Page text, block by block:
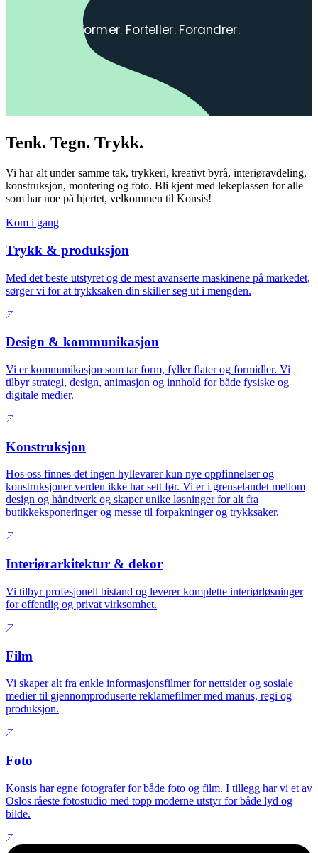
Tenk. Tegn. Trykk.
Vi har alt under samme tak, trykkeri, kreativt byrå, interiøravdeling,
konstruksjon, montering og foto. Bli kjent med lekeplassen for alle
som har noe på hjertet, velkommen til Konsis!
Kom i gang
Trykk & produksjon
Med det beste utstyret og de mest avanserte maskinene på markedet,
sørger vi for at trykksaken din skiller seg ut i mengden.
Design & kommunikasjon
Vi er kommunikasjon som tar form, fyller flater og formidler. Vi
tilbyr strategi, design, animasjon og innhold for både fysiske og
digitale medier.
Konstruksjon
Hos oss finnes det ingen hyllevarer kun nye oppfinnelser og
konstruksjoner verden ikke har sett før. Vi er i grenselandet mellom
design og håndtverk og skaper unike løsninger for alt fra
butikkeksponeringer og messe til forpakninger og trykksaker.
Interiørarkitektur & dekor
Vi tilbyr profesjonell bistand og leverer komplette interiørløsninger
for offentlig og privat virksomhet.
Film
Vi skaper alt fra enkle informasjonsfilmer for nettsider og sosiale
medier til gjennomproduserte reklamefilmer med manus, regi og
produksjon.
Foto
Konsis har egne fotografer for både foto og film. I tillegg har vi et av
Oslos råeste fotostudio med topp moderne utstyr for både lyd og
bilde.